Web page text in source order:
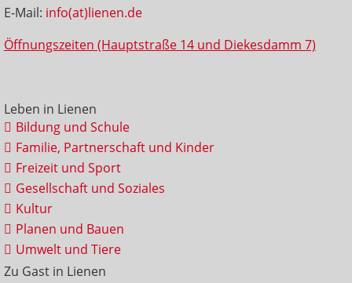
E-Mail: info(at)lienen.de
Öffnungszeiten (Hauptstraße 14 und Diekesdamm 7)
Leben in Lienen
Bildung und Schule
Familie, Partnerschaft und Kinder
Freizeit und Sport
Gesellschaft und Soziales
Kultur
Planen und Bauen
Umwelt und Tiere
Zu Gast in Lienen